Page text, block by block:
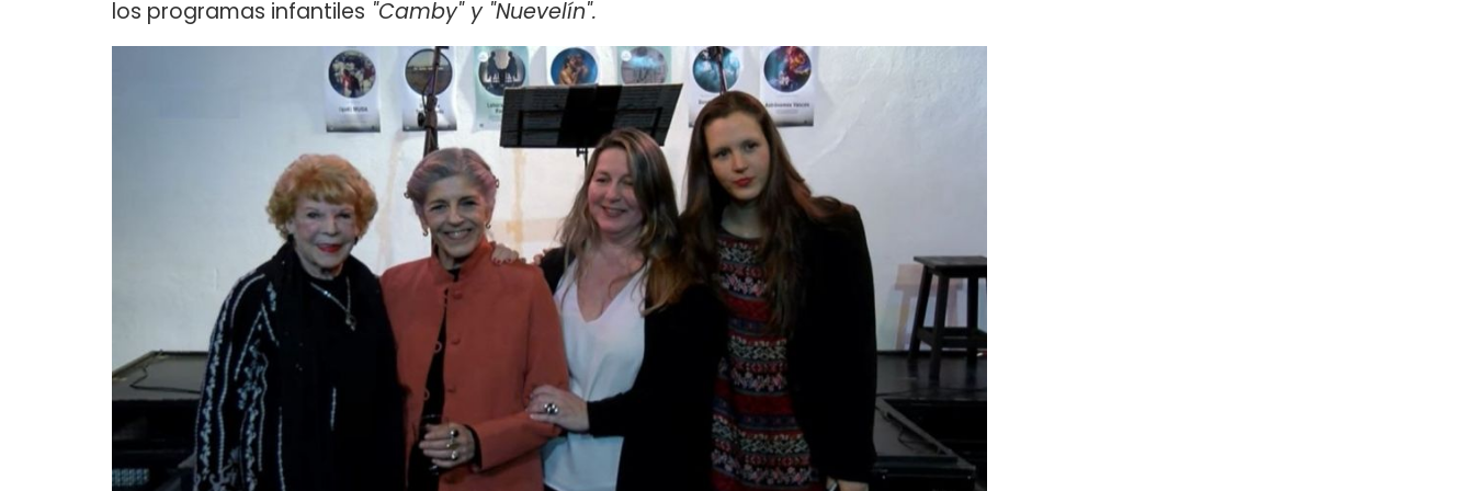
los programas infantiles "Camby" y "Nuevelín".